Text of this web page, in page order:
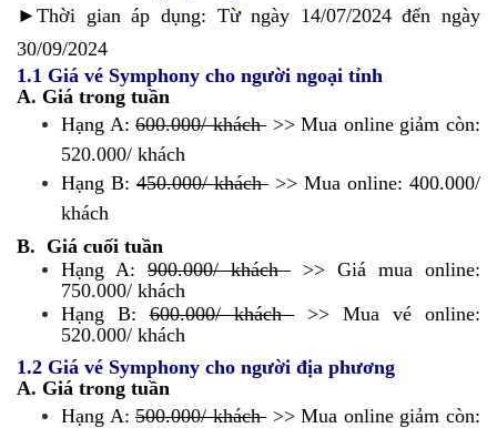
►Thời gian áp dụng: Từ ngày 14/07/2024 đến ngày
30/09/2024
1.1 Giá vé Symphony cho người ngoại tỉnh
A. Giá trong tuần
Hạng A:600.000/ khách>> Mua online giảm còn:
520.000/ khách
Hạng B: 450.000/ khách >> Mua online: 400.000/
khách
B. Giá cuối tuần
Hạng A: 900.000/ khách >> Giá mua online:
750.000/ khách
Hạng B:600.000/ khách>> Mua vé online:
520.000/ khách
1.2 Giá vé Symphony cho người địa phương
A. Giá trong tuần
Hạng A:500.000/ khách>> Mua online giảm còn: